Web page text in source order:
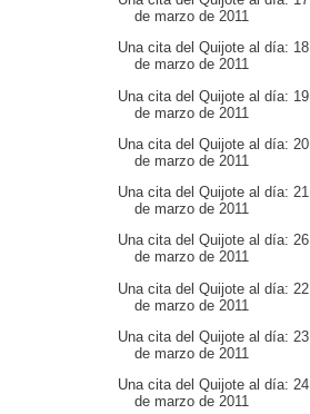
de marzo de 2011
Una cita del Quijote al día: 18
de marzo de 2011
Una cita del Quijote al día: 19
de marzo de 2011
Una cita del Quijote al día: 20
de marzo de 2011
Una cita del Quijote al día: 21
de marzo de 2011
Una cita del Quijote al día: 26
de marzo de 2011
Una cita del Quijote al día: 22
de marzo de 2011
Una cita del Quijote al día: 23
de marzo de 2011
Una cita del Quijote al día: 24
de marzo de 2011